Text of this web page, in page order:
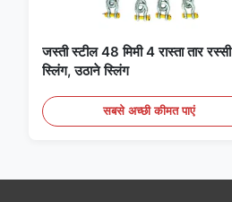
जस्ती स्टील 48 मिमी 4 रास्ता तार रस्सी
स्लिंग, उठाने स्लिंग
सबसे अच्छी कीमत पाएं